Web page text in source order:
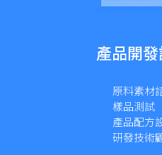
產品開發
原料素材
樣品測試
產品配方
研發技術